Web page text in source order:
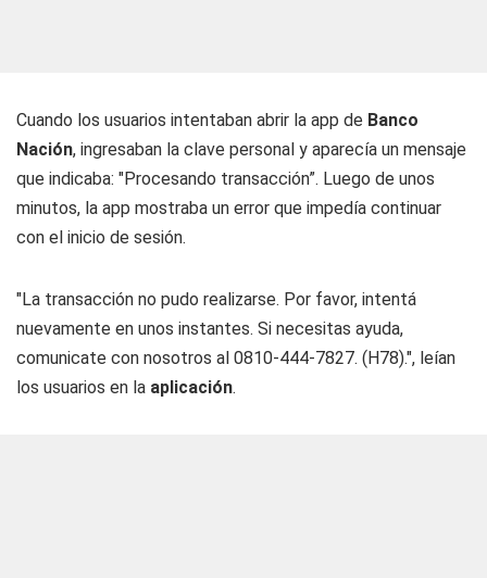
Cuando los usuarios intentaban abrir la app de Banco
Nación, ingresaban la clave personal y aparecía un mensaje
que indicaba: "Procesando transacción”. Luego de unos
minutos, la app mostraba un error que impedía continuar
con el inicio de sesión.
"La transacción no pudo realizarse. Por favor, intentá
nuevamente en unos instantes. Si necesitas ayuda,
comunicate con nosotros al 0810-444-7827. (H78).", leían
los usuarios en la aplicación.